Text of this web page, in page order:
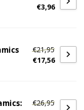
€3,96
€21,95
€17,56
€26,95